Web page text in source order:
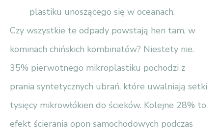
plastiku unoszącego się w oceanach.
Czy wszystkie te odpady powstają hen tam, w
kominach chińskich kombinatów? Niestety nie.
35% pierwotnego mikroplastiku pochodzi z
prania syntetycznych ubrań, które uwalniają setki
tysięcy mikrowłókien do ścieków. Kolejne 28% to
efekt ścierania opon samochodowych podczas